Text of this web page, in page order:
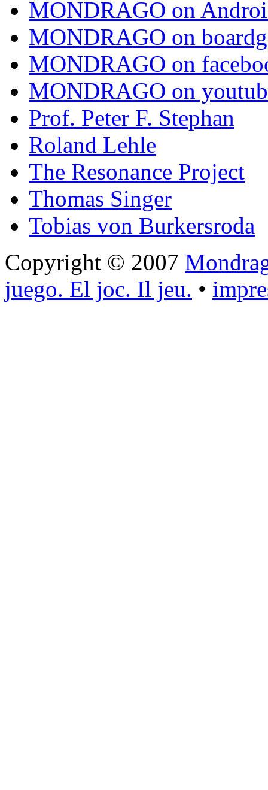
MONDRAGO on
MONDRAGO on
MONDRAGO on
MONDRAGO on
Prof. Peter F. Stephan
Roland Lehle
The Resonance Project
Thomas Singer
Tobias von Burkersroda
Copyright © 2007
juego. El joc. Il jeu. •